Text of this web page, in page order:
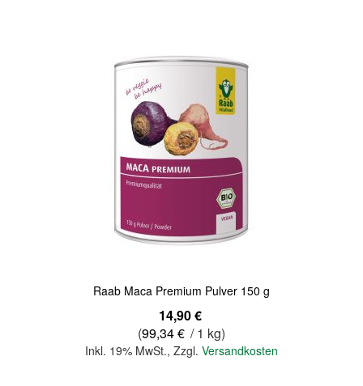
Raab Maca Premium Pulver 150 g
14,90 €
(99,34 € / 1 kg)
Inkl. 19% MwSt., Zzgl. Versandkosten